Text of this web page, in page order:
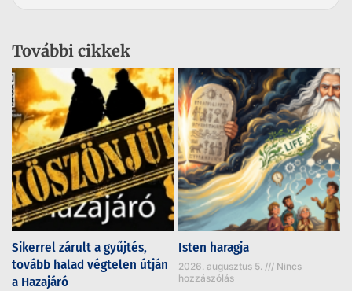
További cikkek
Sikerrel zárult a gyűjtés,
tovább halad végtelen útján
a Hazajáró
Isten haragja
2026. augusztus 5.
Nincs
hozzászólás